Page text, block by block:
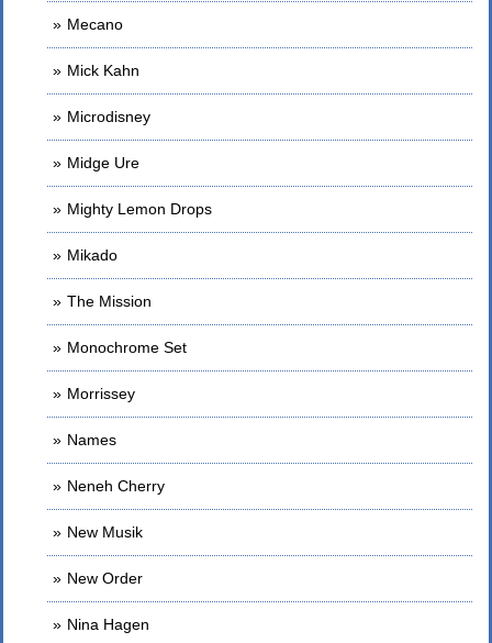
Mecano
Mick Kahn
Microdisney
Midge Ure
Mighty Lemon Drops
Mikado
The Mission
Monochrome Set
Morrissey
Names
Neneh Cherry
New Musik
New Order
Nina Hagen